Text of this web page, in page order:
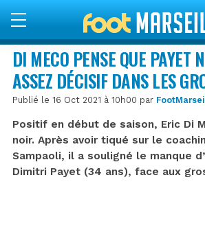
DI MECO PENSE QUE PAYET
ASSEZ DÉCISIF DANS LES
Publié le 16 Oct 2021 à 10h00 par
Positif en début de saison, Eric Di
noir. Après avoir tiqué sur le
Sampaoli, il a souligné le manque
Dimitri Payet (34 ans), face aux